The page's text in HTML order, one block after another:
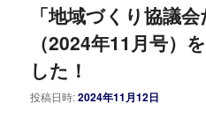
「地域づくり協議会
（2024年11月号）
した！
投稿日時:2024年11月12日